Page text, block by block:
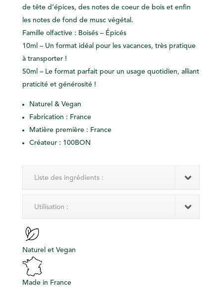
de tête d’épices, des notes de coeur de bois et enfin
les notes de fond de musc végétal.
Famille olfactive : Boisés – Épicés
10ml – Un format idéal pour les vacances, très pratique
à transporter !
50ml – Le format parfait pour un usage quotidien, alliant
praticité et générosité !
Naturel & Vegan
Fabrication : France
Matière première : France
Créateur : 100BON
Liste des ingrédients :
Utilisation :
Naturel et Vegan
Made in France